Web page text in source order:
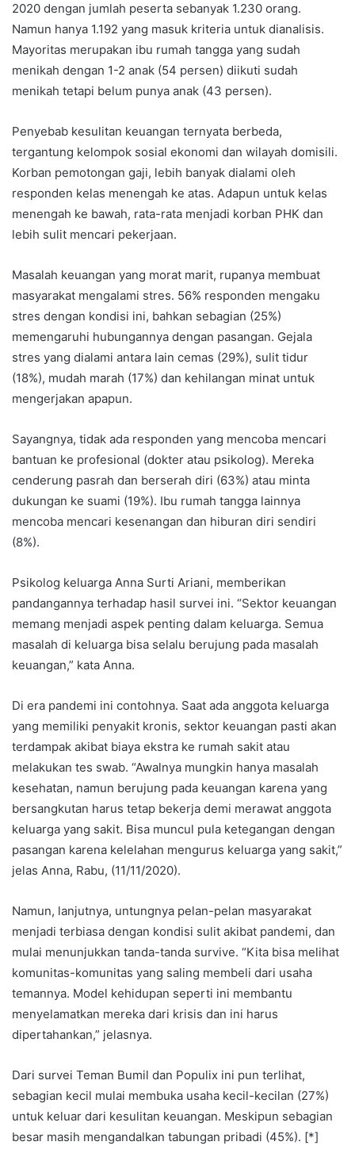
2020 dengan jumlah peserta sebanyak 1.230 orang.
Namun hanya 1.192 yang masuk kriteria untuk dianalisis.
Mayoritas merupakan ibu rumah tangga yang sudah
menikah dengan 1-2 anak (54 persen) diikuti sudah
menikah tetapi belum punya anak (43 persen).
Penyebab kesulitan keuangan ternyata berbeda,
tergantung kelompok sosial ekonomi dan wilayah domisili.
Korban pemotongan gaji, lebih banyak dialami oleh
responden kelas menengah ke atas. Adapun untuk kelas
menengah ke bawah, rata-rata menjadi korban PHK dan
lebih sulit mencari pekerjaan.
Masalah keuangan yang morat marit, rupanya membuat
masyarakat mengalami stres. 56% responden mengaku
stres dengan kondisi ini, bahkan sebagian (25%)
memengaruhi hubungannya dengan pasangan. Gejala
stres yang dialami antara lain cemas (29%), sulit tidur
(18%), mudah marah (17%) dan kehilangan minat untuk
mengerjakan apapun.
Sayangnya, tidak ada responden yang mencoba mencari
bantuan ke profesional (dokter atau psikolog). Mereka
cenderung pasrah dan berserah diri (63%) atau minta
dukungan ke suami (19%). Ibu rumah tangga lainnya
mencoba mencari kesenangan dan hiburan diri sendiri
(8%).
Psikolog keluarga Anna Surti Ariani, memberikan
pandangannya terhadap hasil survei ini. “Sektor keuangan
memang menjadi aspek penting dalam keluarga. Semua
masalah di keluarga bisa selalu berujung pada masalah
keuangan,” kata Anna.
Di era pandemi ini contohnya. Saat ada anggota keluarga
yang memiliki penyakit kronis, sektor keuangan pasti akan
terdampak akibat biaya ekstra ke rumah sakit atau
melakukan tes swab. “Awalnya mungkin hanya masalah
kesehatan, namun berujung pada keuangan karena yang
bersangkutan harus tetap bekerja demi merawat anggota
keluarga yang sakit. Bisa muncul pula ketegangan dengan
pasangan karena kelelahan mengurus keluarga yang sakit,”
jelas Anna, Rabu, (11/11/2020).
Namun, lanjutnya, untungnya pelan-pelan masyarakat
menjadi terbiasa dengan kondisi sulit akibat pandemi, dan
mulai menunjukkan tanda-tanda survive. “Kita bisa melihat
komunitas-komunitas yang saling membeli dari usaha
temannya. Model kehidupan seperti ini membantu
menyelamatkan mereka dari krisis dan ini harus
dipertahankan,” jelasnya.
Dari survei Teman Bumil dan Populix ini pun terlihat,
sebagian kecil mulai membuka usaha kecil-kecilan (27%)
untuk keluar dari kesulitan keuangan. Meskipun sebagian
besar masih mengandalkan tabungan pribadi (45%). [*]